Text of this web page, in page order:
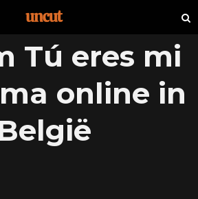
Tú eres mi
online in